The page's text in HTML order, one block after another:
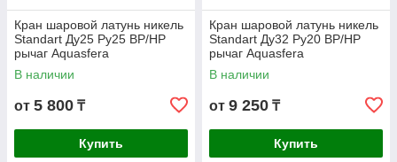
Кран шаровой латунь никель
Standart Ду25 Ру25 ВР/НР
рычаг Aquasfera
В наличии
от 5 800 ₸
Купить
Кран шаровой латунь никель
Standart Ду32 Ру20 ВР/НР
рычаг Aquasfera
В наличии
от 9 250 ₸
Купить